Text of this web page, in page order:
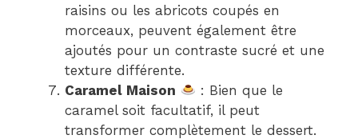
raisins ou les abricots coupés en
morceaux, peuvent également être
ajoutés pour un contraste sucré et une
texture différente.
Caramel Maison
: Bien que le
caramel soit facultatif, il peut
transformer complètement le dessert.